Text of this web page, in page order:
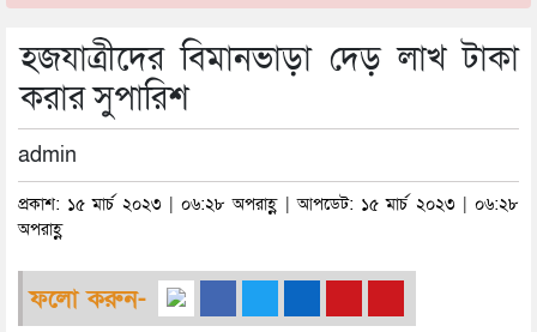
হজযাত্রীদের বিমানভাড়া দেড় লাখ টাকা
করার সুপারিশ
admin
প্রকাশ: ১৫ মার্চ ২০২৩ | ০৬:২৮ অপরাহ্ণ | আপডেট: ১৫ মার্চ ২০২৩ | ০৬:২৮
অপরাহ্ণ
ফলো করুন-